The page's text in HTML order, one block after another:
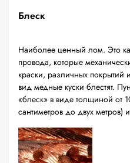
Блеск
Наиболее ценный лом. Это
провода, которые
краски, различных
вид медные куски блестят.
«блеск» в виде толщиной от
сантиметров до двух